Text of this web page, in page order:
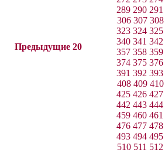
Предыдущие 20
289 290 291
306 307 308
323 324 325
340 341 342
357 358 359
374 375 376
391 392 393
408 409 410
425 426 427
442 443 444
459 460 461
476 477 478
493 494 495
510 511 512